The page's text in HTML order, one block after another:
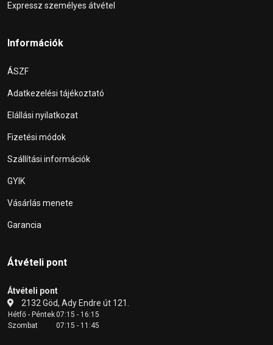
Expressz személyes átvétel
Információk
ÁSZF
Adatkezelési tájékoztató
Elállási nyilatkozat
Fizetési módok
Szállítási információk
GYIK
Vásárlás menete
Garancia
Átvételi pont
Átvételi pont
2132 Göd, Ady Endre út 121.
Hétfő - Péntek07:15 - 16:15
Szombat
07:15 - 11:45